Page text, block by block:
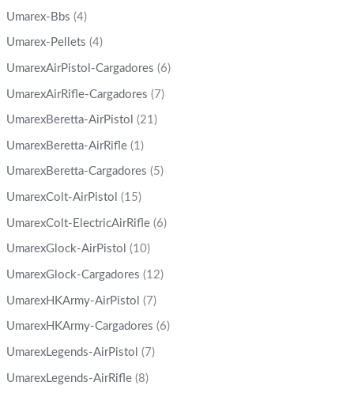
Umarex-Bbs (4)
Umarex-Pellets (4)
UmarexAirPistol-Cargadores (6)
UmarexAirRifle-Cargadores (7)
UmarexBeretta-AirPistol (21)
UmarexBeretta-AirRifle (1)
UmarexBeretta-Cargadores (5)
UmarexColt-AirPistol (15)
UmarexColt-ElectricAirRifle (6)
UmarexGlock-AirPistol (10)
UmarexGlock-Cargadores (12)
UmarexHKArmy-AirPistol (7)
UmarexHKArmy-Cargadores (6)
UmarexLegends-AirPistol (7)
UmarexLegends-AirRifle (8)